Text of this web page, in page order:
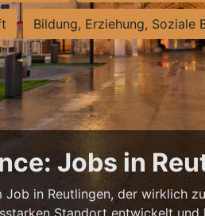
Bildung, Erziehung, Soziale
Jobs in
Job in Reutlingen, der wirklich